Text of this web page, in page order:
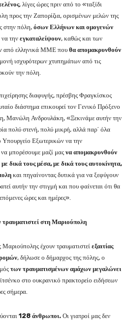
, λίγες ώρες πριν από το «ταξίδι
προς την Ζαπορίζια, ορισμένων μελών της
στην πόλη, όσων Ελλήνων και ομογενών
να την εγκαταλείψουν, καθώς και των
από ελληνικά ΜΜΕ που θα απομακρυνθούν
ισχυρότερων χτυπημάτων από τις
την πόλη.
διαφυγής, πρέσβης Φραγκίσκος
διάστημα επικουρεί τον Γενικό Πρόξενο
Μανώλη Ανδρουλάκη, «Ξεκινάμε αυτήν την
πολύ στενή, πολύ μικρή, αλλά παρ΄ όλα
Υπουργείο Εξωτερικών να την
μπορέσουμε μαζί μας να απομακρυνθούν
δικά τους μέσα, με δικά τους αυτοκίνητα,
και πηγαίνοντας δυτικά για να ξεφύγουν
αυτήν την στιγμή και που φαίνεται ότι θα
ώρες και ημέρες».
στη Μαριούπολη
έχουν τραυματιστεί εξαιτίας
, δήλωσε ο δήμαρχος της πόλης, ο
των τραυματισμένων αμάχων μεγαλώνει
στο ουκρανικό πρακτορείο ειδήσεων
σήμερα.
128 άνθρωποι. Οι γιατροί μας δεν